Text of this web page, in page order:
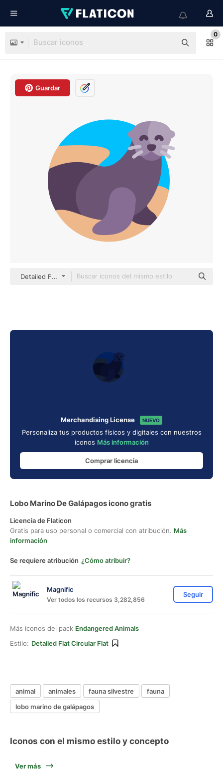
0
Guardar
Detailed Flat Circular Flat
Merchandising License NUEVO
Personaliza tus productos físicos y digitales con nuestros
iconos Más información
Comprar licencia
Lobo Marino De Galápagos icono gratis
Licencia de Flaticon
Gratis para uso personal o comercial con atribución. Más
información
Se requiere atribución ¿Cómo atribuir?
Magnific
Ver todos los recursos 3,282,856
Seguir
Más iconos del pack Endangered Animals
Estilo: Detailed Flat Circular Flat
animal animales fauna silvestre
fauna
lobo marino de galápagos
Iconos con el mismo estilo y concepto
Ver más